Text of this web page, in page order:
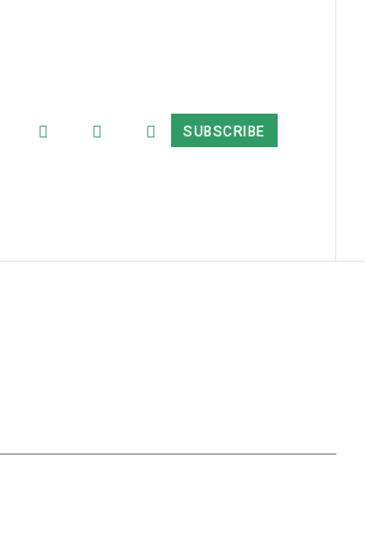
SUBSCRIBE